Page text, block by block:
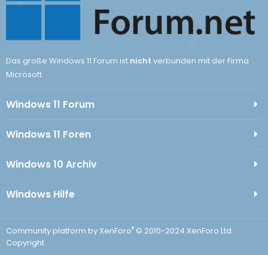
Das große Windows 11 Forum ist nicht verbunden mit der Firma
Microsoft.
Windows 11 Forum
Windows 11 Foren
Windows 10 Archiv
Windows Hilfe
Community platform by XenForo® © 2010-2024 XenForo Ltd.
Copyright